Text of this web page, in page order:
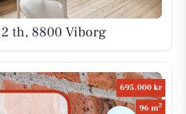
th, 8800 Viborg
695.000 kr
96 m2